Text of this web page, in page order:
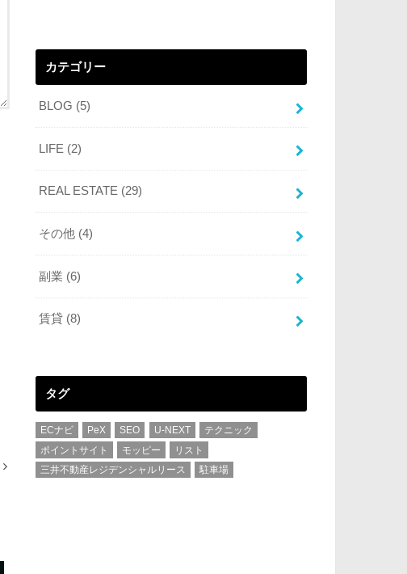
カテゴリー
BLOG (5)
LIFE (2)
REAL ESTATE (29)
その他 (4)
副業 (6)
賃貸 (8)
タグ
ECナビ PeX SEO U-NEXT
テクニック
ポイントサイト
モッピー
リスト
三井不動産レジデンシャルリース
駐車場